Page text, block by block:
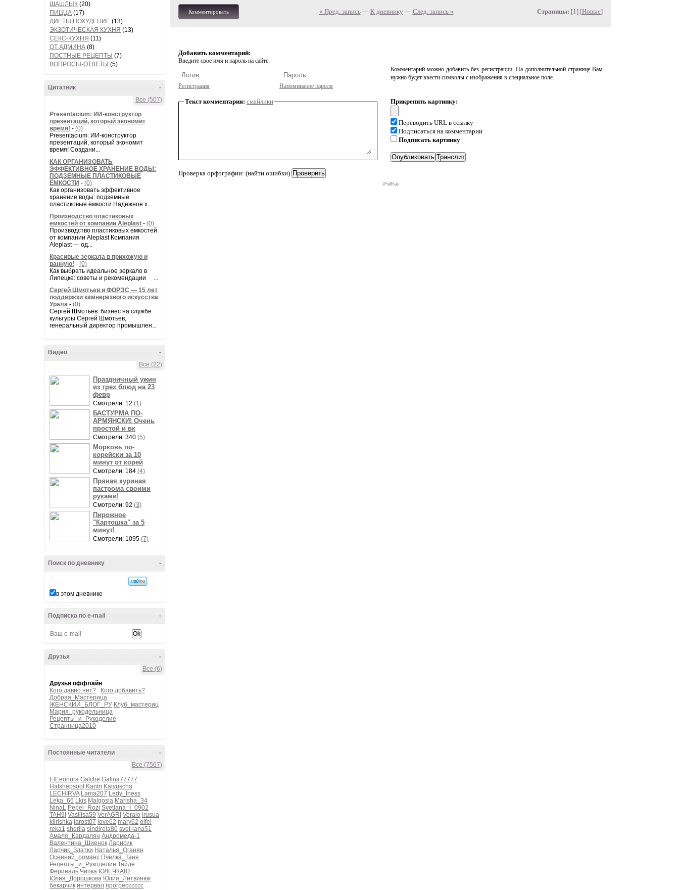
ШАШЛЫК (20)
ПИЦЦА (17)
ДИЕТЫ,ПОХУДЕНИЕ (13)
ЭКЗОТИЧЕСКАЯ КУХНЯ (13)
СЕКС-КУХНЯ (11)
ОТ АДМИНА (8)
ПОСТНЫЕ РЕЦЕПТЫ (7)
ВОПРОСЫ-ОТВЕТЫ (5)
-
Цитатник
Все (507)
Presentacium: ИИ‑конструктор
презентаций, который экономит
время! - (0)
Presentacium: ИИ‑конструктор
презентаций, который экономит
время! Создани...
КАК ОРГАНИЗОВАТЬ
ЭФФЕКТИВНОЕ ХРАНЕНИЕ ВОДЫ:
ПОДЗЕМНЫЕ ПЛАСТИКОВЫЕ
ЁМКОСТИ - (0)
Как организовать эффективное
хранение воды: подземные
пластиковые ёмкости Надёжное х...
Производство пластиковых
емкостей от компании Aleplast - (0)
Производство пластиковых емкостей
от компании Aleplast Компания
Aleplast — од...
Красивые зеркала в прихожую и
ванную! - (0)
Как выбрать идеальное зеркало в
Липецке: советы и рекомендации ...
Сергей Шмотьев и ФОРЭС — 15 лет
поддержки камнерезного искусства
Урала - (0)
Сергей Шмотьев: бизнес на службе
культуры Сергей Шмотьев,
генеральный директор промышлен...
-
Видео
Все (22)
Праздничный ужин
из трех блюд на 23
февр
Смотрели: 12 (1)
БАСТУРМА ПО-
АРМЯНСКИ! Очень
простой и вк
Смотрели: 340 (5)
Морковь по-
корейски за 10
минут от корей
Смотрели: 184 (4)
Пряная куриная
пастрома своими
руками!
Смотрели: 92 (3)
Пирожное
"Картошка" за 5
минут!
Смотрели: 1095 (7)
-
Поиск по дневнику
в этом дневнике
-
Подписка по e-mail
-
Друзья
Все (6)
Друзья оффлайн
Кого давно нет?
Кого добавить?
Добрая_Мастерица
ЖЕНСКИЙ_БЛОГ_РУ Клуб_мастериц
Мария_рукодельница
Рецепты_и_Рукоделие
Странница2010
-
Постоянные читатели
Все (7567)
ElEeonora Galche Galina77777
Hatshepsoot Kantri Katyuscha
LECHIRVA Lama207 Ledy_Iness
Leka_66 Lkis Malgosia Marisha_34
NinaL Pepel_Rozi Svetlana_I_0902
TAH9I Vasilisa59 VerAGRI Veralo irusua
kiirishka larost07 love62 mary62 olfel
reka1 sherila sindirela80 svet-lana51
Амаля_Кардалян Андромеда-1
Валентина_Шиенок Ларисик
Ларчик_Златки Наталья_Оганян
Осенний_романс Пчёлка_Таня
Рецепты_и_Рукоделие Тайде
Фериналь Чипка ЮЛЕЧКА82
Юлия_Дорошкова Юлия_Литвинюк
бекарчик интервал прогресссссс
Комментировать « Пред. запись— К дневнику — След. запись » Страницы: [1] [Новые]
Добавить комментарий:
Введите свое имя и пароль на сайте:
Регистрация Напоминание пароля
Комментарий можно добавить без регистрации. На дополнительной странице Вам
нужно будет ввести символы с изображения в специальное поле.
Текст комментария: смайлики
Проверка орфографии: (найти ошибки)
Прикрепить картинку:
Переводить URL в ссылку
Подписаться на комментарии
Подписать картинку